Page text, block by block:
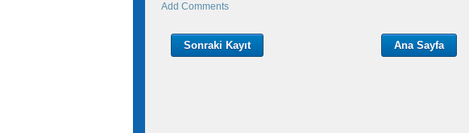
Add Comments
Sonraki Kayıt Ana Sayfa